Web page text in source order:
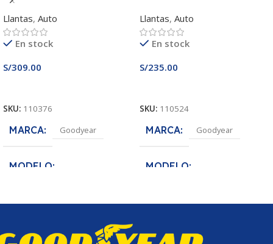
Llantas, Auto
En stock
S/309.00
SKU: 110376
MARCA Goodyear
MODELO
Llantas, Auto
En stock
S/235.00
SKU: 110524
MARCA Goodyear
MODELO